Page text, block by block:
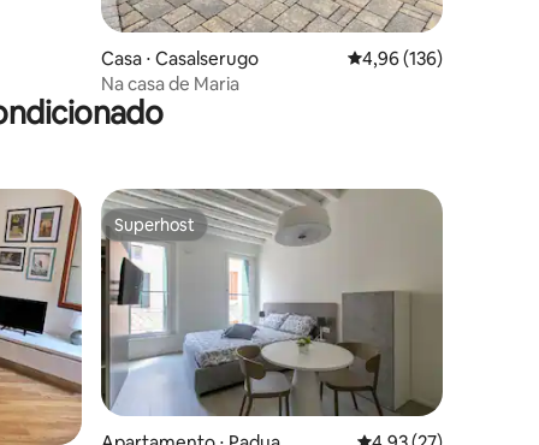
Casa ⋅ Casalserugo 4,96 de uma avaliação
4,96 (136)
Na casa de Maria
Superhost
Superhost